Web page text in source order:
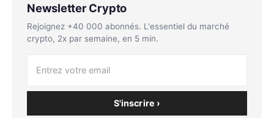
Newsletter Crypto
Rejoignez +40 000 abonnés. L'essentiel du marché
crypto, 2x par semaine, en 5 min.
S'inscrire ›